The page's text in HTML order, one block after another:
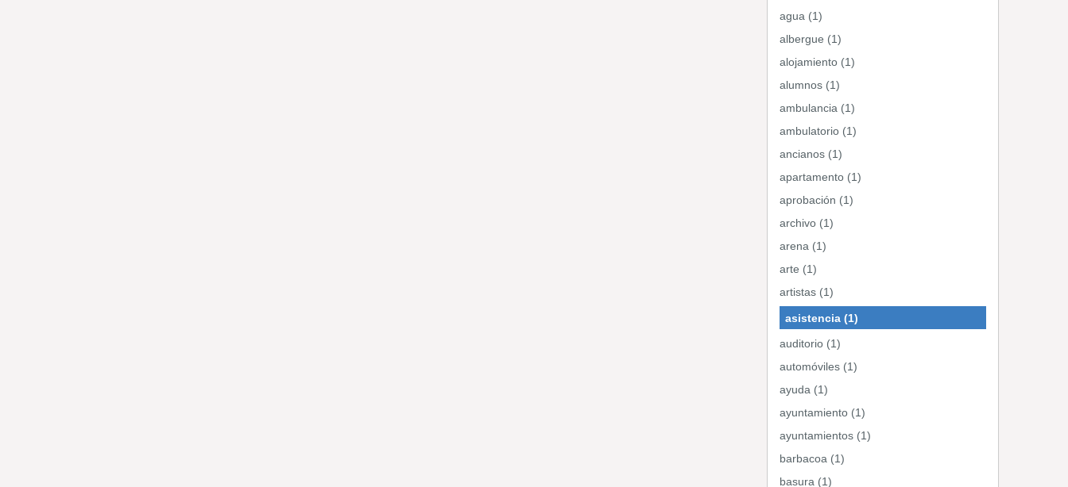
agua (1)
albergue (1)
alojamiento (1)
alumnos (1)
ambulancia (1)
ambulatorio (1)
ancianos (1)
apartamento (1)
aprobación (1)
archivo (1)
arena (1)
arte (1)
artistas (1)
asistencia (1)
auditorio (1)
automóviles (1)
ayuda (1)
ayuntamiento (1)
ayuntamientos (1)
barbacoa (1)
basura (1)